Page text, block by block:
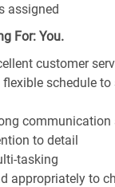
assigned
For: You.
customer
schedule
to detail
tasking
appropriately to